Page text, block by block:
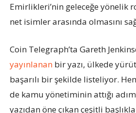
Emirlikleri’nin geleceğe yönelik
net isimler arasında olmasını
Coin Telegraph’ta Gareth
yayınlanan bir yazı, ülkede
başarılı bir şekilde listeliyor.
de kamu yönetiminin attığı
yazıdan öne çıkan çeşitli